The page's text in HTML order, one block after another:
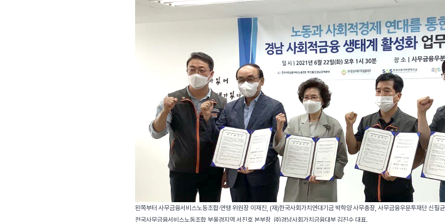
왼쪽부터 사무금융서비스노동조합·연맹 위원장 이재진, (재)한국사회가치연대기금 박학양 사무총장, 사무금융우분투재단 신필
전국사무금융서비스노동조합 부울경지역 서진호 본부장, ㈜경남사회가치금융대부 김진수 대표.